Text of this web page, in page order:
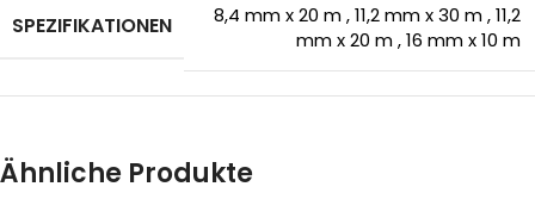
SPEZIFIKATIONEN 8,4 mm x 20 m,11,2 mm x 30 m,11,2
mm x 20 m,16 mm x 10 m
Ähnliche Produkte